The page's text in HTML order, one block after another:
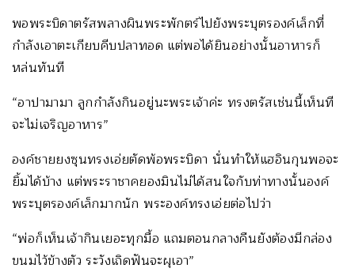
พอพระบิดาตรัสพลางผินพระพักตร์ไปยังพระบุตรองค์เล็กที่
กำลังเอาตะเกียบคีบปลาทอด แต่พอได้ยินอย่างนั้นอาหารก็
หล่นทันที
“อาปามามา ลูกกำลังกินอยู่นะพระเจ้าค่ะ ทรงตรัสเช่นนี้เห็นที
จะไม่เจริญอาหาร”
องค์ชายยงซุนทรงเอ่ยตัดพ้อพระบิดา นั่นทำให้แฮอินกุนพอจะ
ยิ้มได้บ้าง แต่พระราชาคยองมินไม่ได้สนใจกับท่าทางนั้นองค์
พระบุตรองค์เล็กมากนัก พระองค์ทรงเอ่ยต่อไปว่า
“พ่อก็เห็นเจ้ากินเยอะทุกมื้อ แถมตอนกลางคืนยังต้องมีกล่อง
ขนมไว้ข้างตัว ระวังเถิดฟันจะผุเอา”